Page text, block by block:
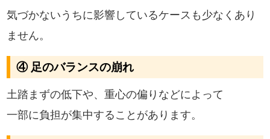
気づかないうちに影響しているケースも少なくあり
ません。
④ 足のバランスの崩れ
土踏まずの低下や、重心の偏りなどによって
一部に負担が集中することがあります。